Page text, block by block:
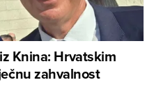
Knina: Hrvatskim
zahvalnost